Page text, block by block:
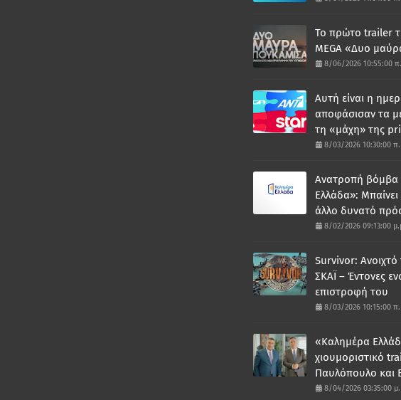
Το πρώτο trailer
MEGA «Δυο
8/06/2026 10:55:00
Αυτή είναι η
αποφάσισαν τα
τη «μάχη» της
8/03/2026 10:30:00
Ανατροπή βόμβα
Ελλάδα»:
άλλο δυνατό
8/02/2026 09:13:00
Survivor:
ΣΚΑΪ – Έντονες
επιστροφή του
8/03/2026 10:15:00
«Καλημέρα
χιουμοριστικό
Παυλόπουλο και
8/04/2026 03:35:00